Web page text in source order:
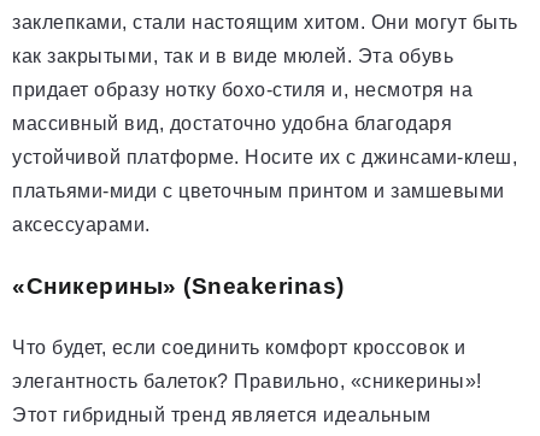
заклепками, стали настоящим хитом. Они могут быть
как закрытыми, так и в виде мюлей. Эта обувь
придает образу нотку бохо-стиля и, несмотря на
массивный вид, достаточно удобна благодаря
устойчивой платформе. Носите их с джинсами-клеш,
платьями-миди с цветочным принтом и замшевыми
аксессуарами.
«Сникерины» (Sneakerinas)
Что будет, если соединить комфорт кроссовок и
элегантность балеток? Правильно, «сникерины»!
Этот гибридный тренд является идеальным